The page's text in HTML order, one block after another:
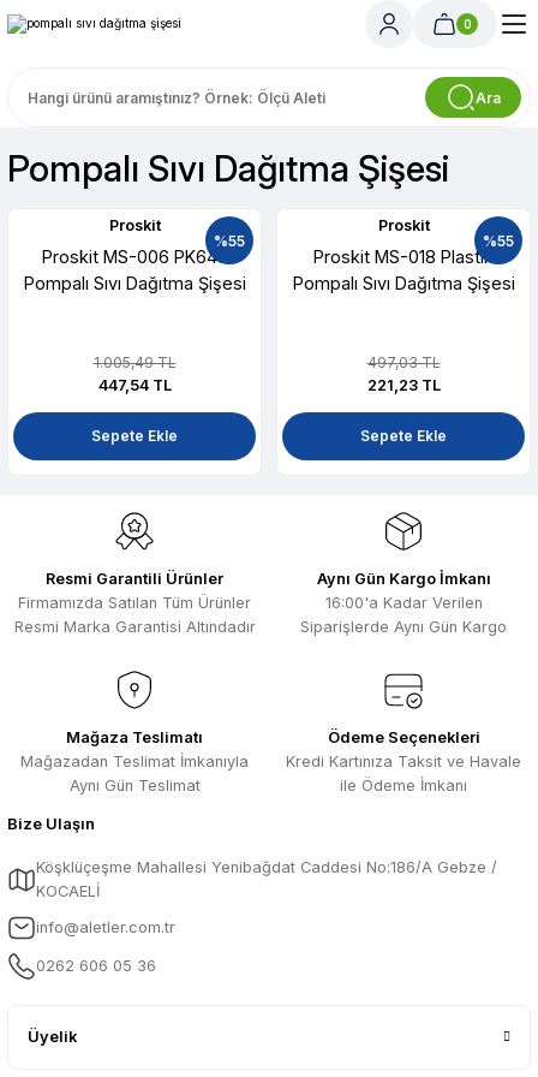
Ara
0
Pompalı Sıvı Dağıtma Şişesi
%55
Proskit
Proskit MS-006 PK648
Pompalı Sıvı Dağıtma Şişesi
1.005,49 TL
447,54 TL
Sepete Ekle
%55
Proskit
Proskit MS-018 Plastik
Pompalı Sıvı Dağıtma Şişesi
497,03 TL
221,23 TL
Sepete Ekle
Resmi Garantili Ürünler
Firmamızda Satılan Tüm Ürünler
Resmi Marka Garantisi Altındadır
Aynı Gün Kargo İmkanı
16:00'a Kadar Verilen
Siparişlerde Aynı Gün Kargo
Mağaza Teslimatı
Mağazadan Teslimat İmkanıyla
Aynı Gün Teslimat
Ödeme Seçenekleri
Kredi Kartınıza Taksit ve Havale
ile Ödeme İmkanı
Bize Ulaşın
Köşklüçeşme Mahallesi Yenibağdat Caddesi No:186/A Gebze /
KOCAELİ
info@aletler.com.tr
0262 606 05 36
Üyelik